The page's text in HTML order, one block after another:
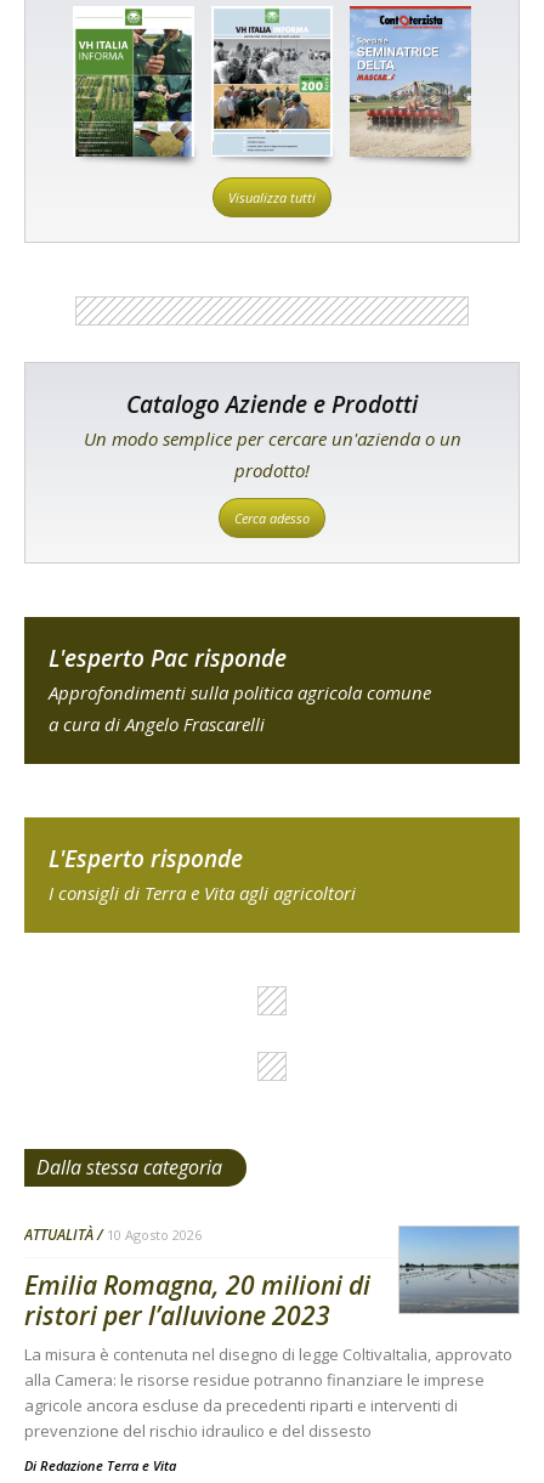
Visualizza tutti
Catalogo Aziende e Prodotti
Un modo semplice per cercare un'azienda o un
prodotto!
Cerca adesso
L'esperto Pac risponde
Approfondimenti sulla politica agricola comune
a cura di Angelo Frascarelli
L'Esperto risponde
I consigli di Terra e Vita agli agricoltori
Dalla stessa categoria
ATTUALITÀ 10 Agosto 2026
Emilia Romagna, 20 milioni di
ristori per l’alluvione 2023
La misura è contenuta nel disegno di legge ColtivaItalia, approvato
alla Camera: le risorse residue potranno finanziare le imprese
agricole ancora escluse da precedenti riparti e interventi di
prevenzione del rischio idraulico e del dissesto
Di Redazione Terra e Vita